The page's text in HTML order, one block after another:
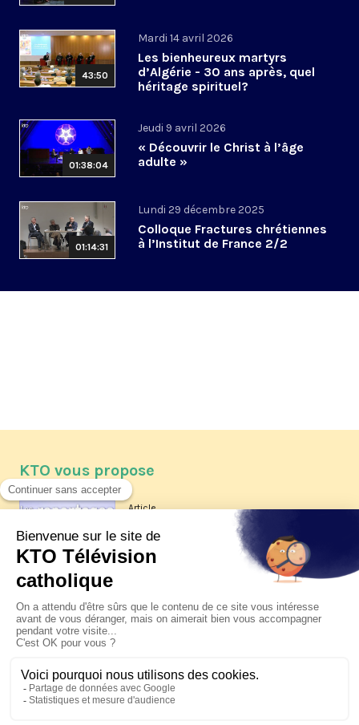
43:50
Mardi 14 avril 2026
Les bienheureux martyrs
d’Algérie - 30 ans après, quel
héritage spirituel?
01:38:04
Jeudi 9 avril 2026
« Découvrir le Christ à l’âge
adulte »
01:14:31
Lundi 29 décembre 2025
Colloque Fractures chrétiennes
à l’Institut de France 2/2
KTO vous propose
Article
Les reportages d'été 2026 de KTO
La visite pastorale du pape Léon
XIV à Assise à suivre sur KTO le
jeudi 6 août
Le pape en Uruguay, Argentine et
Pérou du 6 au 17 novembre 2026